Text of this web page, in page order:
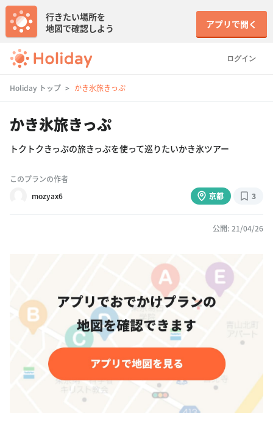
ログイン
行きたい場所を
地図で確認しよう
アプリで開く
Holiday トップ かき氷旅きっぷ
かき氷旅きっぷ
トクトクきっぷの旅きっぷを使って巡りたいかき氷ツアー
このプランの作者
mozyax6
京都 3
公開: 21/04/26